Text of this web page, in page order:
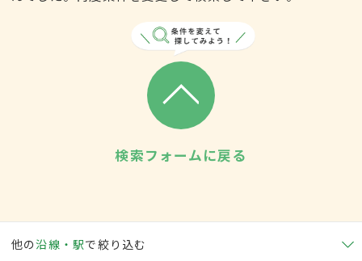
検索フォームに戻る
他の沿線・駅で絞り込む